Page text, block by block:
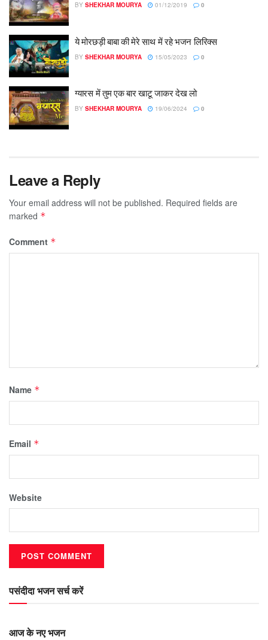
BY SHEKHAR MOURYA 01/12/2019 0
ये मोरछड़ी बाबा की मेरे साथ में रहे भजन लिरिक्स
BY SHEKHAR MOURYA 15/05/2023 0
ग्यारस में तुम एक बार खाटू जाकर देख लो
BY SHEKHAR MOURYA 19/06/2024 0
Leave a Reply
Your email address will not be published. Required fields are
marked *
Comment *
Name *
Email *
Website
पसंदीदा भजन सर्च करें
आज के नए भजन